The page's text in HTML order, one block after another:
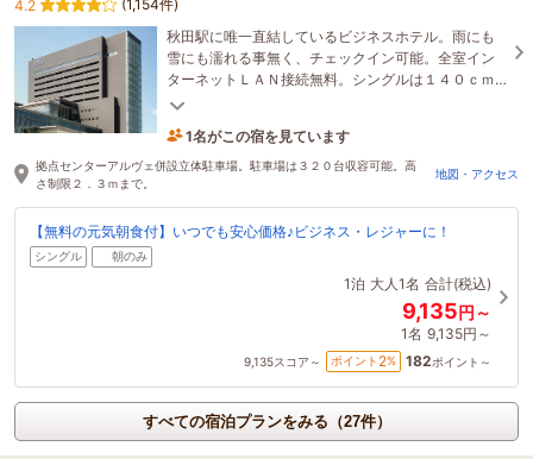
4.2
(1,154件)
秋田駅に唯一直結しているビジネスホテル。雨にも
雪にも濡れる事無く、チェックイン可能。全室イン
ターネットＬＡＮ接続無料。シングルは１４０ｃｍ
幅のゆったりしたダブルベットをご用意！
1名がこの宿を見ています
19分前に予約されました
拠点センターアルヴェ併設立体駐車場。駐車場は３２０台収容可能。高
さ制限２．３ｍまで。
地図・アクセス
【無料の元気朝食付】いつでも安心価格♪ビジネス・レジャーに！
シングル 朝のみ
1泊 大人1名 合計(税込)
9,135円～
1名 9,135円～
9,135スコア～ ポイント 2% 182ポイント～
すべての宿泊プランをみる（27件）